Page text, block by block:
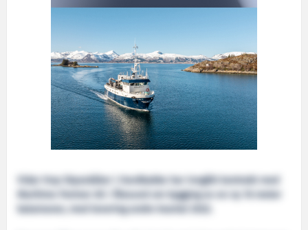
Vidar Hop Skyssbåter i Hardbakke har inngått kontrakt med
Maritime Partner AS i Ålesund om bygging av en ny 16 meter
katamaran, med levering andre kvartal 2022.